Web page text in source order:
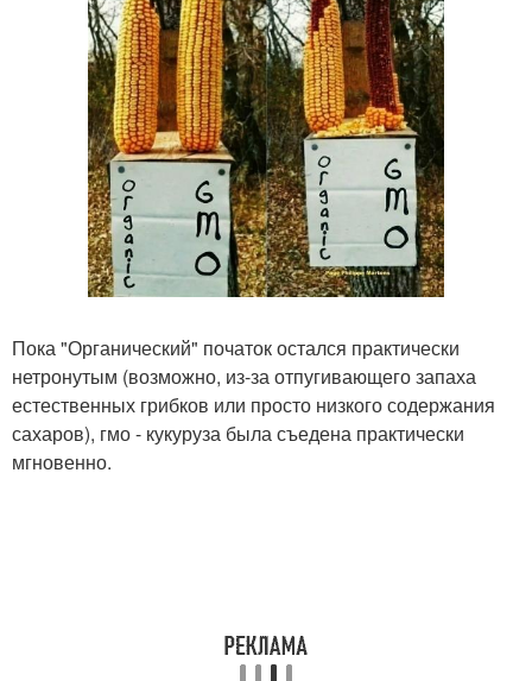
Пока "Органический" початок остался практически
нетронутым (возможно, из-за отпугивающего запаха
естественных грибков или просто низкого содержания
сахаров), гмо - кукуруза была съедена практически
мгновенно.